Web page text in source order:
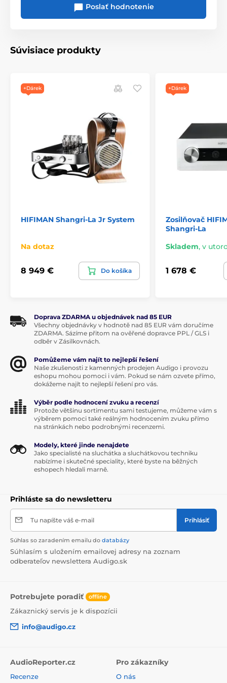
Presné ovládanie hlasitosti
a výstup pre dvoje
slúchadlá
vedený cez interné obvody a externe umiestnené
elektrónky k dvom
5-pinovým
výstupom pre
slúchadlá. Tie umožňujú súčasné pripojenie dvoch
párov slúchadiel Shangri-La Jr alebo iných
Ovládanie hlasitosti je rozdelené do 24 krokovs
vizuálnou indikáciou zosilnenia pomocou dvanástich
x 265 x 108 mma váži11 kg.
dva typy vstupov: symetrický XLR 3-pin,
nesymetrický RCA
24-stupňový atenuátor hlasitosti s 23 samostatnými
vizuálna indikácia zosilnenia pomocou LED
rozmery: 400 x 265 x 108 mm
špičkové audio zariadenia, založená v roku 2007 Dr.
Fang Bianom. Spoločnosť si rýchlo získala uznanie
audio prehrávačov. HiFiMAN je známy predovšetkým
audiofilov po celom svete. Vďaka svojmu odhodlaniu k
vývoju najmodernejších technológií a výnimočnej
kvalite zvuku sa HiFiMAN stal jedným z popredných
Poslať hodnotenie
Súvisiace produkty
+Dárek
HIFIMAN Shangri-La Jr System
Na dotaz
8 949 € Do košíka
+Dárek
Zosilňovač
Shangri-La
Skladem, v
1 678 €
Doprava ZDARMA u objednávek nad 85 EUR
Všechny objednávky v hodnotě nad 85 EUR vám doručíme
ZDARMA. Sázíme přitom na ověřené dopravce PPL / GLS i
odběr v Zásilkovnách.
Pomůžeme vám najít to nejlepší řešení
Naše zkušenosti z kamenných prodejen Audigo i provozu
eshopu mohou pomoci i vám. Pokud se nám ozvete přímo,
dokážeme najít to nejlepší řešení pro vás.
Výběr podle hodnocení zvuku a recenzí
Protože většinu sortimentu sami testujeme, můžeme vám s
výběrem pomoci také reálným hodnocením zvuku přímo
na stránkách nebo podrobnými recenzemi.
Modely, které jinde nenajdete
Jako specialisté na sluchátka a sluchátkovou techniku
nabízíme i skutečné speciality, které byste na běžných
eshopech hledali marně.
Prihláste sa do newsletteru
Tu napíšte váš e-mail Prihlásiť
Súhlas so zaradením emailu do databázy
Súhlasím s uložením emailovej adresy na zoznam
odberateľov newslettera Audigo.sk
Potrebujete poradiť offline
Zákaznický servis je k dispozícii
info@audigo.cz
AudioReporter.cz
Recenze
Pro zákazníky
O nás